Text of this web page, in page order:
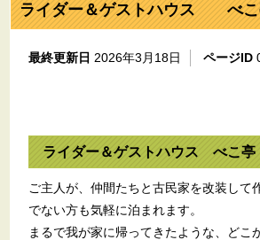
ライダー＆ゲストハウス べ
最終更新日 2026年3月18日 ページID
ライダー＆ゲストハウス べこ亭
ご主人が、仲間たちと古民家を改装して
でない方も気軽に泊まれます。
まるで我が家に帰ってきたような、どこ